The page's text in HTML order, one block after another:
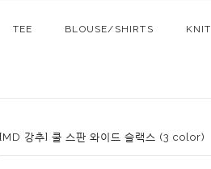
TEE BLOUSE/SHIRTS KNIT
[MD 강추] 쿨 스판 와이드 슬랙스 (3 color)